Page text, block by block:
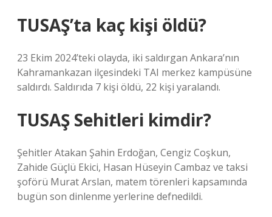
TUSAŞ’ta kaç kişi öldü?
23 Ekim 2024’teki olayda, iki saldırgan Ankara’nın
Kahramankazan ilçesindeki TAI merkez kampüsüne
saldırdı. Saldırıda 7 kişi öldü, 22 kişi yaralandı.
TUSAŞ Sehitleri kimdir?
Şehitler Atakan Şahin Erdoğan, Cengiz Coşkun,
Zahide Güçlü Ekici, Hasan Hüseyin Cambaz ve taksi
şoförü Murat Arslan, matem törenleri kapsamında
bugün son dinlenme yerlerine defnedildi.